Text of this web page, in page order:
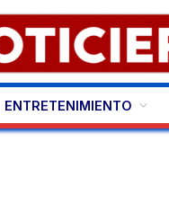
ENTRETENIMIENTO